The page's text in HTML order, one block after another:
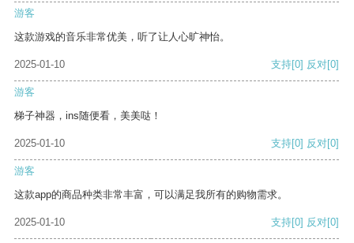
游客
这款游戏的音乐非常优美，听了让人心旷神怡。
2025-01-10 支持[0] 反对[0]
游客
梯子神器，ins随便看，美美哒！
2025-01-10 支持[0] 反对[0]
游客
这款app的商品种类非常丰富，可以满足我所有的购物需求。
2025-01-10 支持[0] 反对[0]